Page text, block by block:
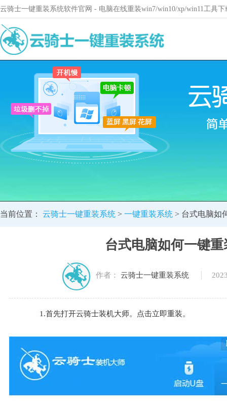
云骑士一键重装系统软件官网 - 电脑在线重装win7/win10/xp/win11工具
当前位置： 云骑士一键重装系统 > 一键重装系统 > 台式电脑如
台式电脑如何一键
作者： 云骑士一键重装系统
1.首先打开云骑士装机大师。点击立即重装。